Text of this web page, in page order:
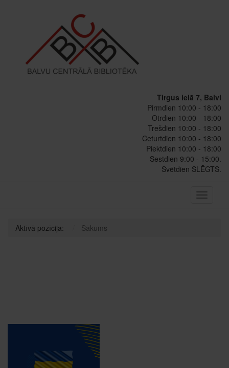
Tirgus ielā 7, Balvi
Pirmdien 10:00 - 18:00
Otrdien 10:00 - 18:00
Trešdien 10:00 - 18:00
Ceturtdien 10:00 - 18:00
Piektdien 10:00 - 18:00
Sestdien 9:00 - 15:00.
Svētdien SLĒGTS.
Toggle
Aktīvā pozīcija: Sākums